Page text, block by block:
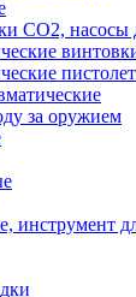
СО2, насосы
за оружием
инструмент